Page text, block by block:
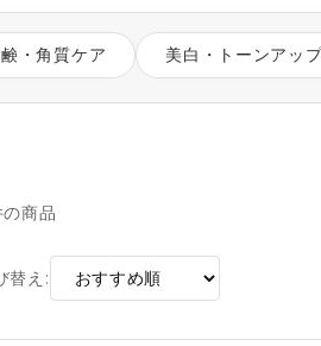
・角質ケア 美白・トーンアッ
の商品
替え: